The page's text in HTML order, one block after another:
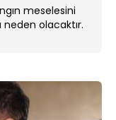
meselesini
olacaktır.